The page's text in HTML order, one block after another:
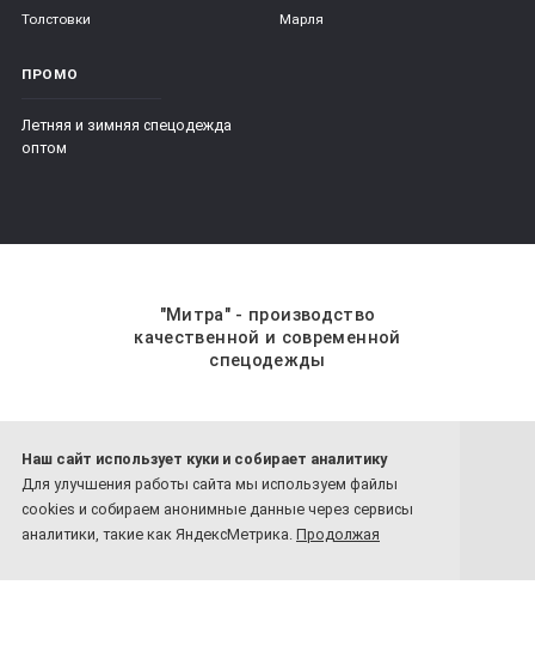
Наш сайт использует куки и собирает аналитику
Для улучшения работы сайта мы используем файлы
cookies и собираем анонимные данные через сервисы
аналитики, такие как ЯндексМетрика. Продолжая
Толстовки
Марля
ПРОМО
Летняя и зимняя спецодежда
оптом
"Митра" - производство
качественной и современной
спецодежды
8 800-201-59-70
8 4932-26-77-81
Обратный звонок